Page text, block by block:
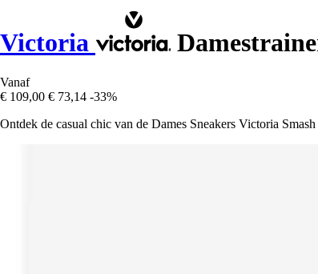
Victoria
Vanaf
€ 109,00 € 73,14 -33%
Ontdek de casual chic van de Dames Sneakers Victoria